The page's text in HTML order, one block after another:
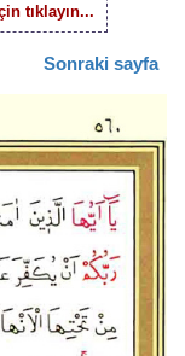
tıklayın...
Sonraki sayfa